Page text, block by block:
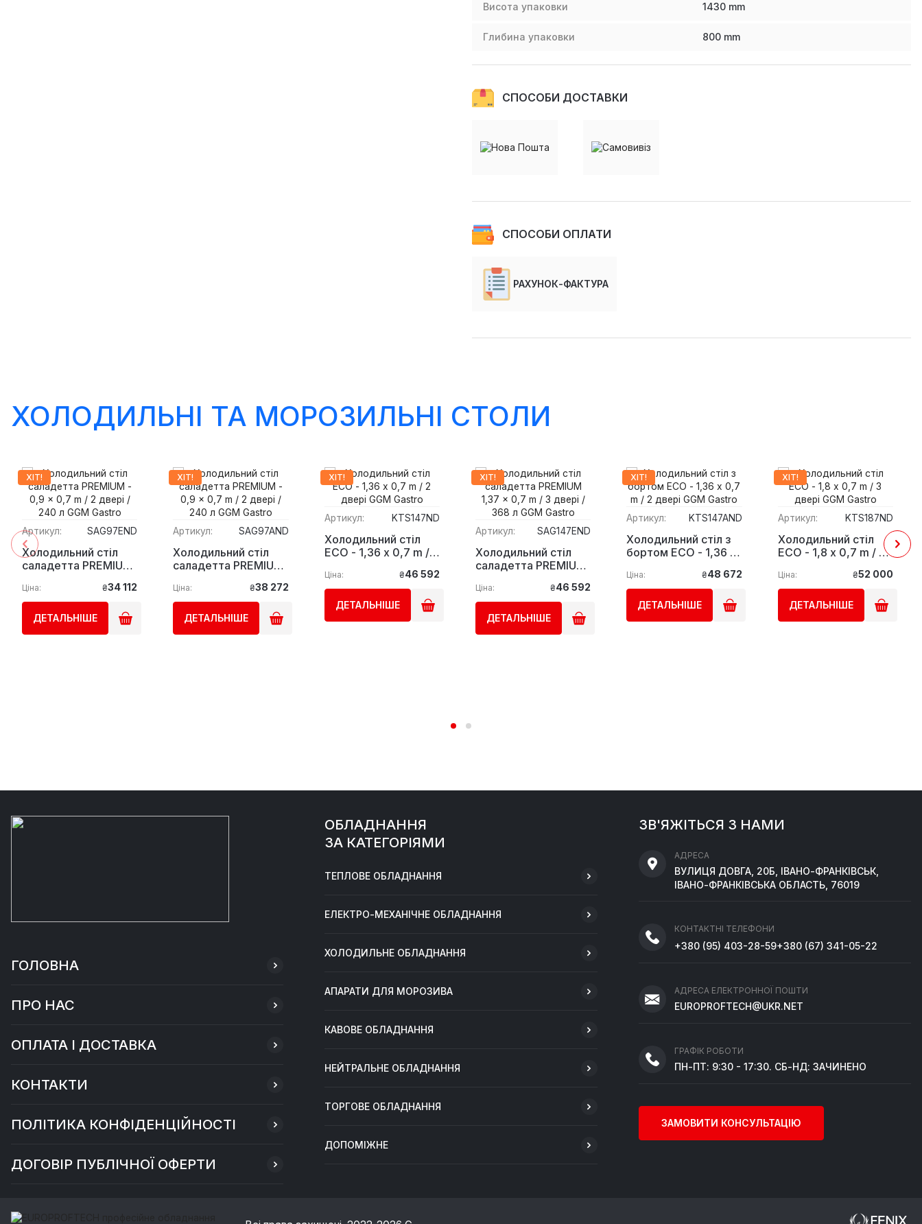
Висота упаковки 1430 mm
Глибина упаковки 800 mm
СПОСОБИ ДОСТАВКИ
СПОСОБИ ОПЛАТИ
РАХУНОК-ФАКТУРА
ХОЛОДИЛЬНІ ТА МОРОЗИЛЬНІ СТОЛИ
ХІТ!
Артикул: SAG97END
Холодильний стіл
саладетта PREMIUM
двері / 240 л GGM
Gastro
Ціна: ₴34 112
ДЕТАЛЬНІШЕ
ХІТ!
Артикул: SAG97AND
Холодильний стіл
саладетта PREMIUM
двері / 240 л GGM
Gastro
Ціна: ₴38 272
ДЕТАЛЬНІШЕ
ХІТ!
Артикул: KTS147ND
Холодильний стіл
ЕСО - 1,36 x 0,7 m / 2
Ціна: ₴46 592
ДЕТАЛЬНІШЕ
ХІТ!
Артикул: SAG147END
Холодильний стіл
саладетта PREMIUM
/ 368 л GGM Gastro
Ціна: ₴46 592
ДЕТАЛЬНІШЕ
ХІТ!
Артикул: KTS147AND
Холодильний стіл з
бортом ЕСО - 1,36 x
Gastro
Ціна: ₴48 672
ДЕТАЛЬНІШЕ
ХІТ!
Артикул: KTS187ND
Холодильний стіл
ЕСО - 1,8 x 0,7 m / 3
Ціна: ₴52 000
ДЕТАЛЬНІШЕ
ГОЛОВНА
ПРО НАС
ОПЛАТА І ДОСТАВКА
КОНТАКТИ
ПОЛІТИКА КОНФІДЕНЦІЙНОСТІ
ДОГОВІР ПУБЛІЧНОЇ ОФЕРТИ
ОБЛАДНАННЯ
ЗА КАТЕГОРІЯМИ
ТЕПЛОВЕ ОБЛАДНАННЯ
ЕЛЕКТРО-МЕХАНІЧНЕ ОБЛАДНАННЯ
ХОЛОДИЛЬНЕ ОБЛАДНАННЯ
АПАРАТИ ДЛЯ МОРОЗИВА
КАВОВЕ ОБЛАДНАННЯ
НЕЙТРАЛЬНЕ ОБЛАДНАННЯ
ТОРГОВЕ ОБЛАДНАННЯ
ДОПОМІЖНЕ
ЗВ'ЯЖІТЬСЯ З НАМИ
АДРЕСА
ВУЛИЦЯ ДОВГА, 20Б, ІВАНО-ФРАНКІВСЬК,
ІВАНО-ФРАНКІВСЬКА ОБЛАСТЬ, 76019
КОНТАКТНІ ТЕЛЕФОНИ
+380 (95) 403-28-59+380 (67) 341-05-22
АДРЕСА ЕЛЕКТРОННОЇ ПОШТИ
EUROPROFTECH@UKR.NET
ГРАФІК РОБОТИ
ПН-ПТ: 9:30 - 17:30. СБ-НД: ЗАЧИНЕНО
ЗАМОВИТИ КОНСУЛЬТАЦІЮ